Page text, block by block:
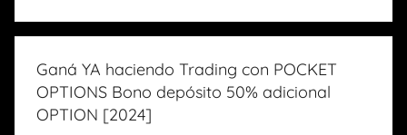
Ganá YA haciendo Trading con POCKET
OPTIONS Bono depósito 50% adicional
OPTION [2024]